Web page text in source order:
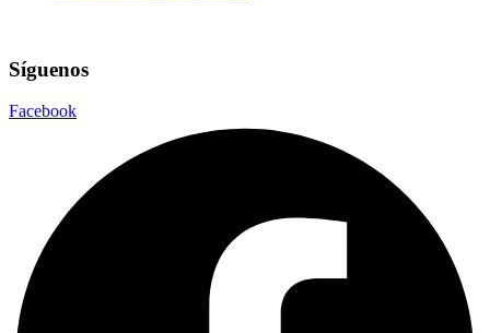
Síguenos
Facebook